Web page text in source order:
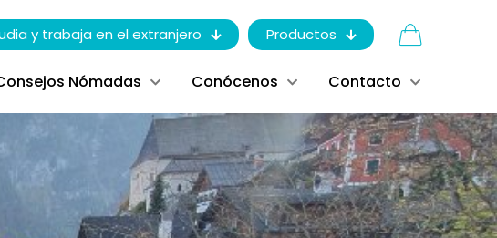
y trabaja en el extranjero Productos
Nómadas Conócenos Contacto